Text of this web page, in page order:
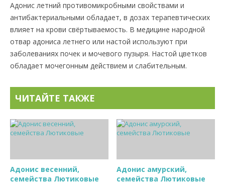
Адонис летний противомикробными свойствами и
антибактериальными обладает, в дозах терапевтических
влияет на крови свёртываемость. В медицине народной
отвар адониса летнего или настой используют при
заболеваниях почек и мочевого пузыря. Настой цветков
обладает мочегонным действием и слабительным.
ЧИТАЙТЕ ТАКЖЕ
Адонис весенний,
семейства Лютиковые
Адонис амурский,
семейства Лютиковые